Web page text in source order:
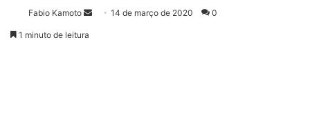
Fabio Kamoto 14 de março de 2020 0
1 minuto de leitura